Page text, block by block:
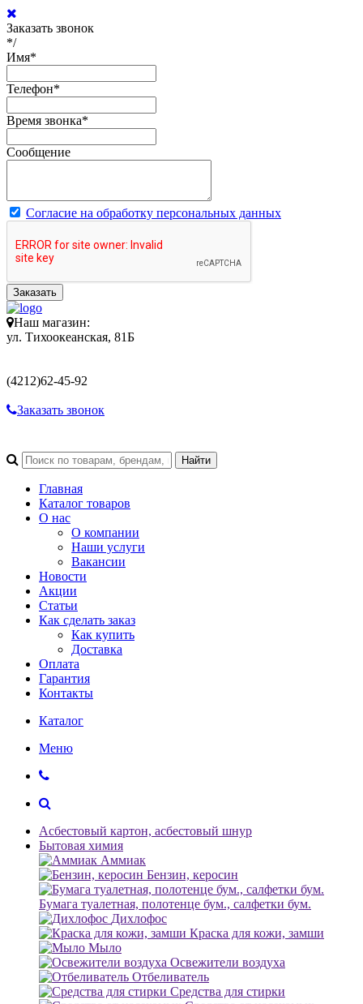
Заказать звонок
*/
Имя*
Телефон*
Время звонка*
Сообщение
Согласие на обработку персональных данных
Заказать
Наш магазин:
ул. Тихоокеанская, 81Б
(4212)62-45-92
Заказать звонок
Главная
Каталог товаров
О нас
О компании
Наши услуги
Вакансии
Новости
Акции
Статьи
Как сделать заказ
Как купить
Доставка
Оплата
Гарантия
Контакты
Каталог
Меню
Асбестовый картон, асбестовый шнур
Бытовая химия
Аммиак
Бензин, керосин
Бумага туалетная, полотенце бум., салфетки бум.
Дихлофос
Краска для кожи, замши
Мыло
Освежители воздуха
Отбеливатель
Средства для стирки